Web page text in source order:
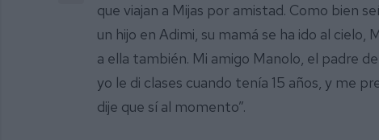
que viajan a Mijas por amistad. Como bien
un hijo en Adimi, su mamá se ha ido al
a ella también. Mi amigo Manolo, el padre
yo le di clases cuando tenía 15 años, y me
dije que sí al momento”.